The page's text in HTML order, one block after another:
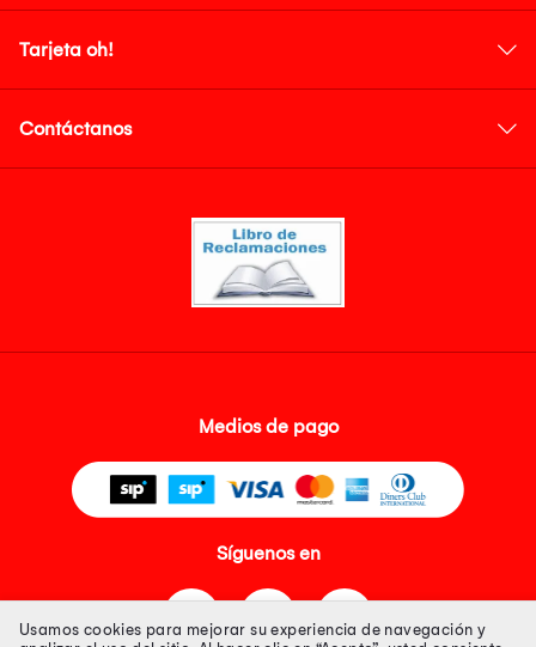
Tarjeta oh!
Contáctanos
Medios de pago
Síguenos en
Usamos cookies para mejorar su experiencia de navegación y